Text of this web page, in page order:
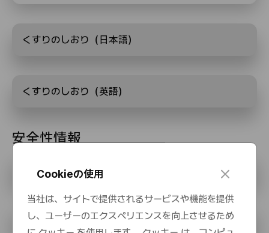
くすりのしおり（日本語）
くすりのしおり（英語）
安全性情報
適正使用ガイド
医薬品リスク管理計画書
Cookieの使用
当社は、サイトで提供されるサービスや機能を提供
し、ユーザーのエクスペリエンスを向上させるため
o
s
e